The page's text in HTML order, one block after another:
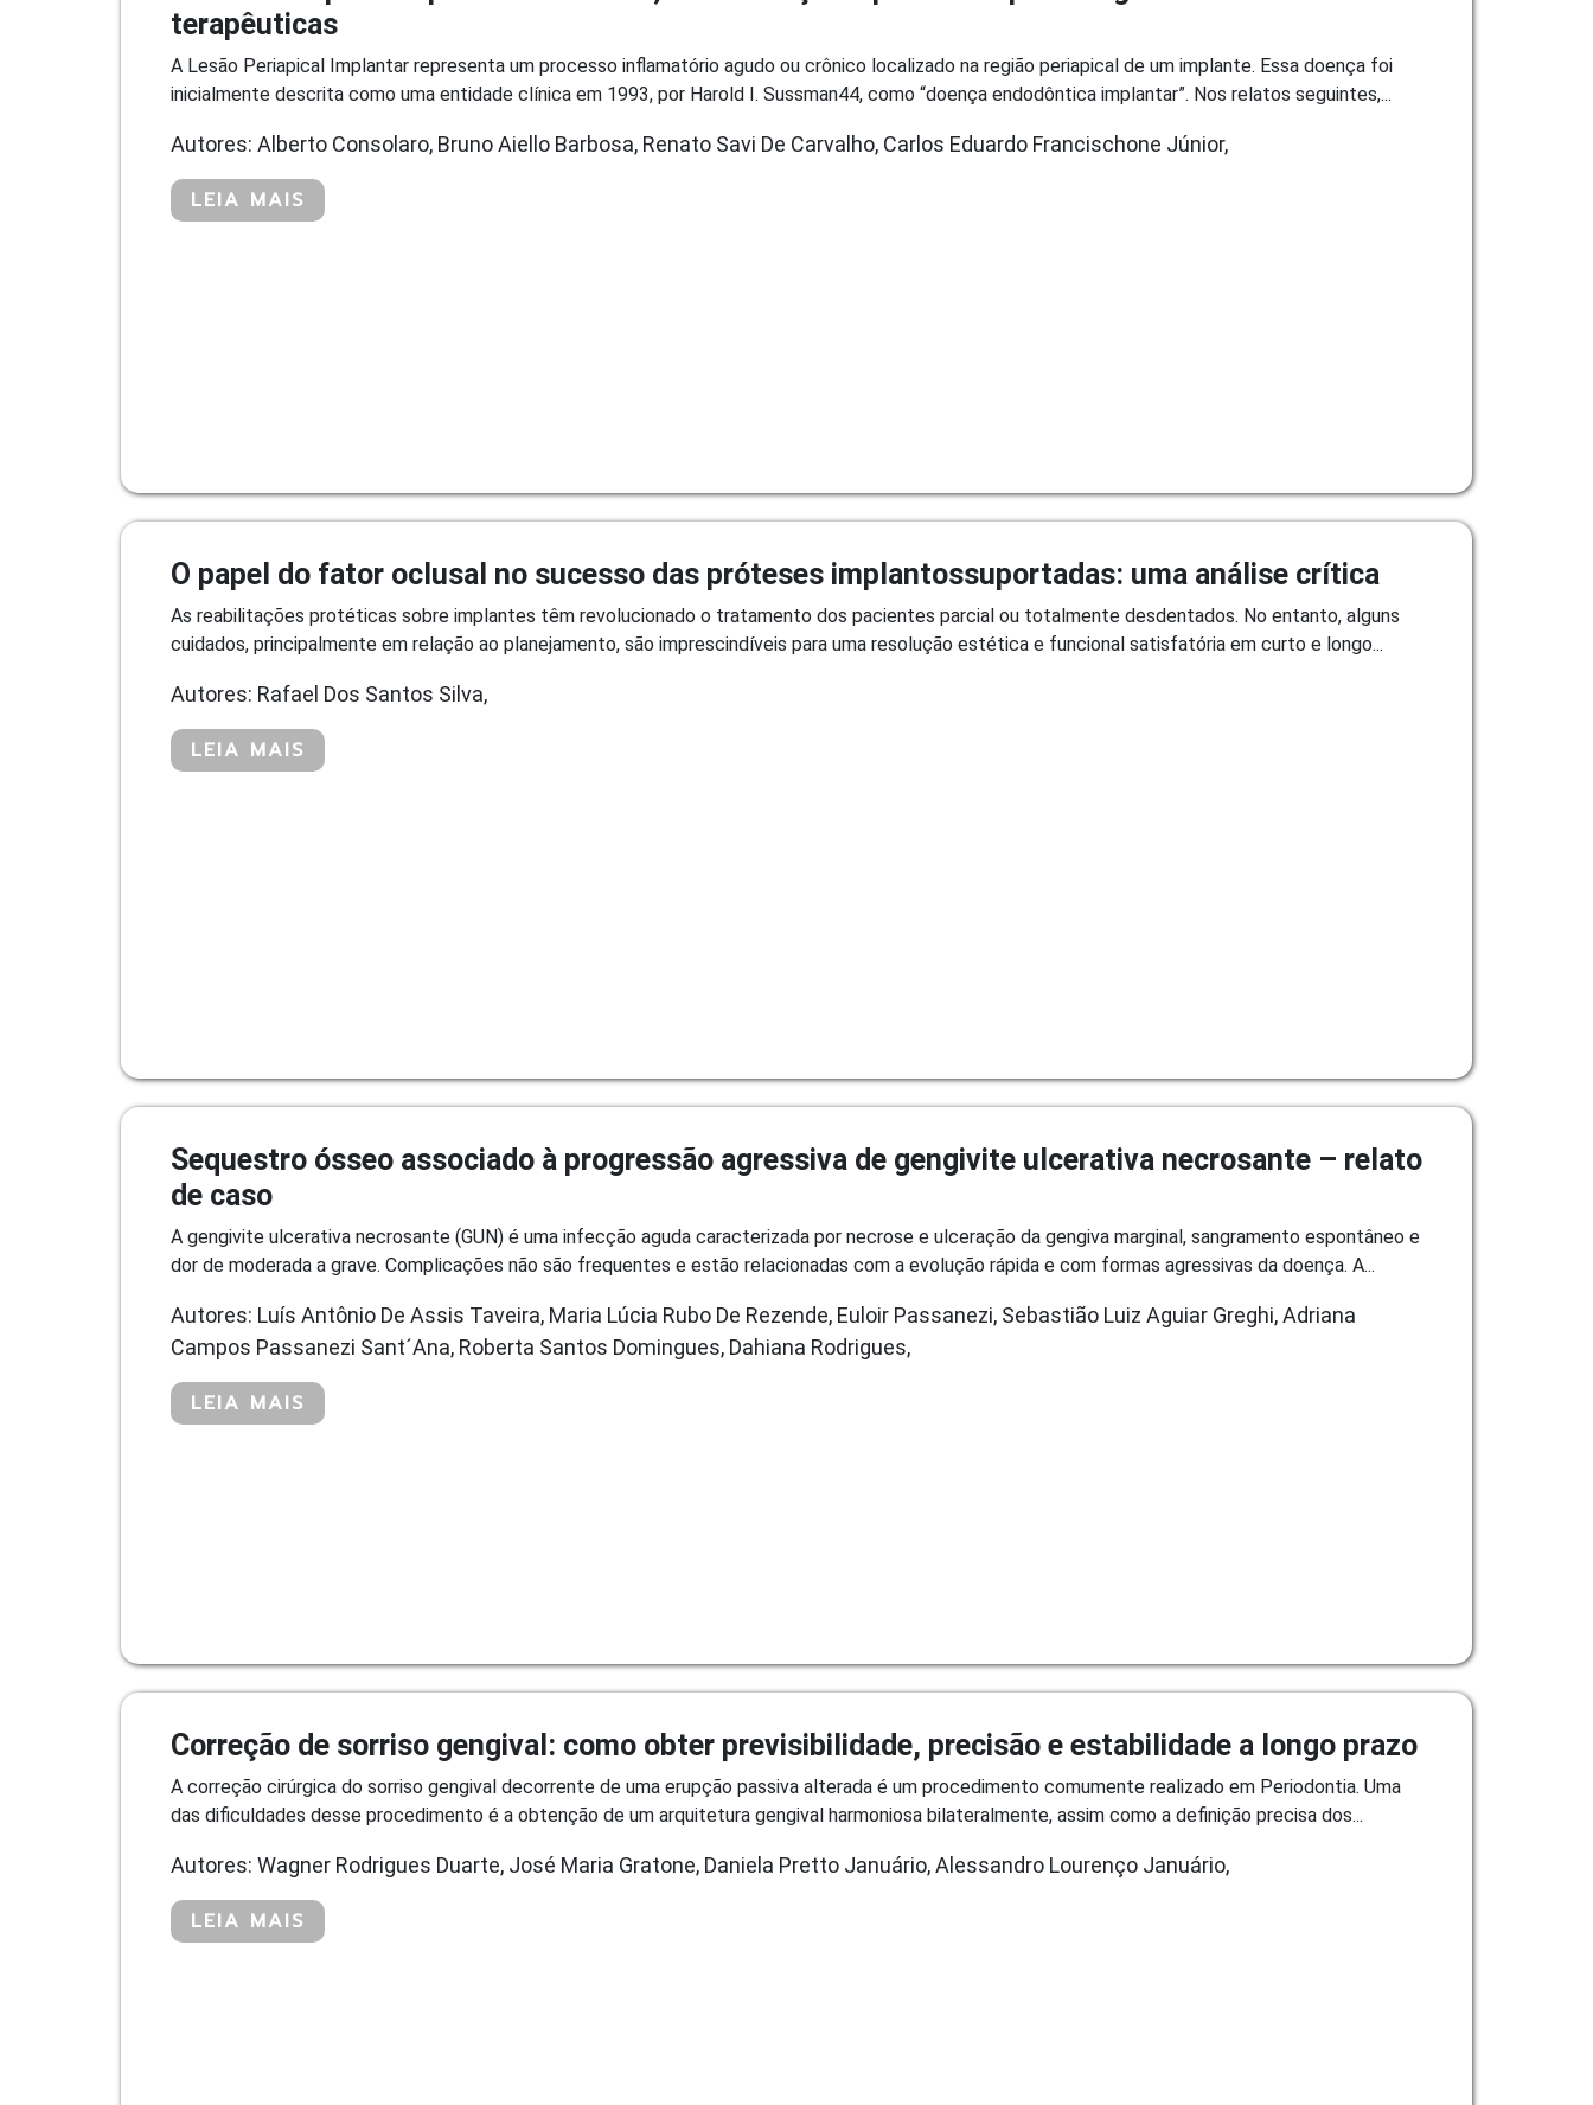
terapêuticas
A Lesão Periapical Implantar representa um processo inflamatório agudo ou crônico localizado na região periapical de um implante. Essa doença foi
inicialmente descrita como uma entidade clínica em 1993, por Harold I. Sussman44, como “doença endodôntica implantar”. Nos relatos seguintes,...
Autores: Alberto Consolaro, Bruno Aiello Barbosa, Renato Savi De Carvalho, Carlos Eduardo Francischone Júnior,
LEIA MAIS
O papel do fator oclusal no sucesso das próteses implantossuportadas: uma análise crítica
As reabilitações protéticas sobre implantes têm revolucionado o tratamento dos pacientes parcial ou totalmente desdentados. No entanto, alguns
cuidados, principalmente em relação ao planejamento, são imprescindíveis para uma resolução estética e funcional satisfatória em curto e longo...
Autores: Rafael Dos Santos Silva,
LEIA MAIS
Sequestro ósseo associado à progressão agressiva de gengivite ulcerativa necrosante – relato
de caso
A gengivite ulcerativa necrosante (GUN) é uma infecção aguda caracterizada por necrose e ulceração da gengiva marginal, sangramento espontâneo e
dor de moderada a grave. Complicações não são frequentes e estão relacionadas com a evolução rápida e com formas agressivas da doença. A...
Autores: Luís Antônio De Assis Taveira, Maria Lúcia Rubo De Rezende, Euloir Passanezi, Sebastião Luiz Aguiar Greghi, Adriana
Campos Passanezi Sant´Ana, Roberta Santos Domingues, Dahiana Rodrigues,
LEIA MAIS
Correção de sorriso gengival: como obter previsibilidade, precisão e estabilidade a longo prazo
A correção cirúrgica do sorriso gengival decorrente de uma erupção passiva alterada é um procedimento comumente realizado em Periodontia. Uma
das dificuldades desse procedimento é a obtenção de um arquitetura gengival harmoniosa bilateralmente, assim como a definição precisa dos...
Autores: Wagner Rodrigues Duarte, José Maria Gratone, Daniela Pretto Januário, Alessandro Lourenço Januário,
LEIA MAIS